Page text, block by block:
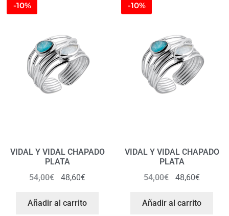
-10%
VIDAL Y VIDAL CHAPADO
PLATA
54,00€ 48,60€
Añadir al carrito
-10%
VIDAL Y VIDAL CHAPADO
PLATA
54,00€ 48,60€
Añadir al carrito